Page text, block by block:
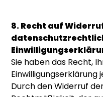
8. Recht auf
Sie haben das Recht,
Einwilligungserklärung
Durch den Widerruf